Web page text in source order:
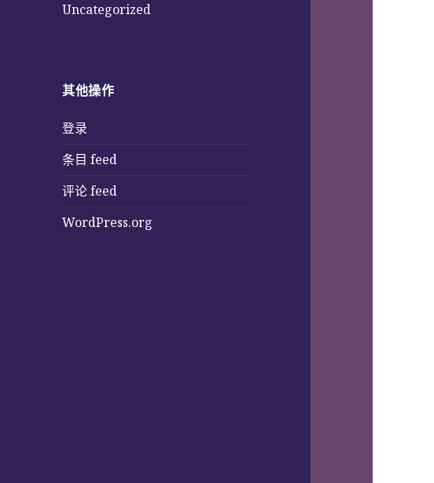
Uncategorized
其他操作
登录
条目 feed
评论 feed
WordPress.org